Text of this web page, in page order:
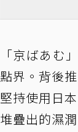
「京ばあむ
點界。背後
堅持使用日
堆疊出的濕